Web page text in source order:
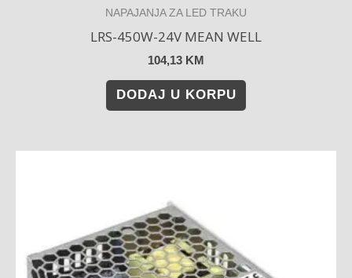
NAPAJANJA ZA LED TRAKU
LRS-450W-24V MEAN WELL
104,13 KM
DODAJ U KORPU